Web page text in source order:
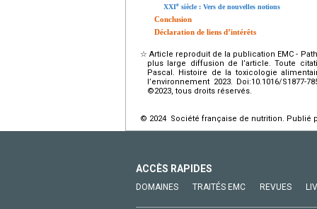
XXIe siècle : Vers de nouvelles notions
Conclusion
Déclaration de liens d’intérêts
☆ Article reproduit de la publication EMC -
plus large diffusion de l’article. Toute
Pascal. Histoire de la toxicologie
l’environnement 2023. Doi:10.1016/S1877-
©2023, tous droits réservés.
© 2024 Société française de nutrition. Publié
ACCÈS RAPIDES
DOMAINES TRAITÉS EMC REVUES